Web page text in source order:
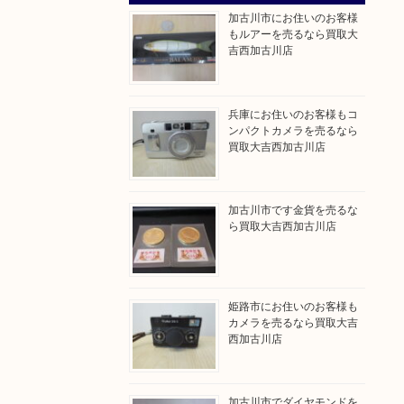
加古川市にお住いのお客様
もルアーを売るなら買取大
吉西加古川店
兵庫にお住いのお客様もコ
ンパクトカメラを売るなら
買取大吉西加古川店
加古川市です金貨を売るな
ら買取大吉西加古川店
姫路市にお住いのお客様も
カメラを売るなら買取大吉
西加古川店